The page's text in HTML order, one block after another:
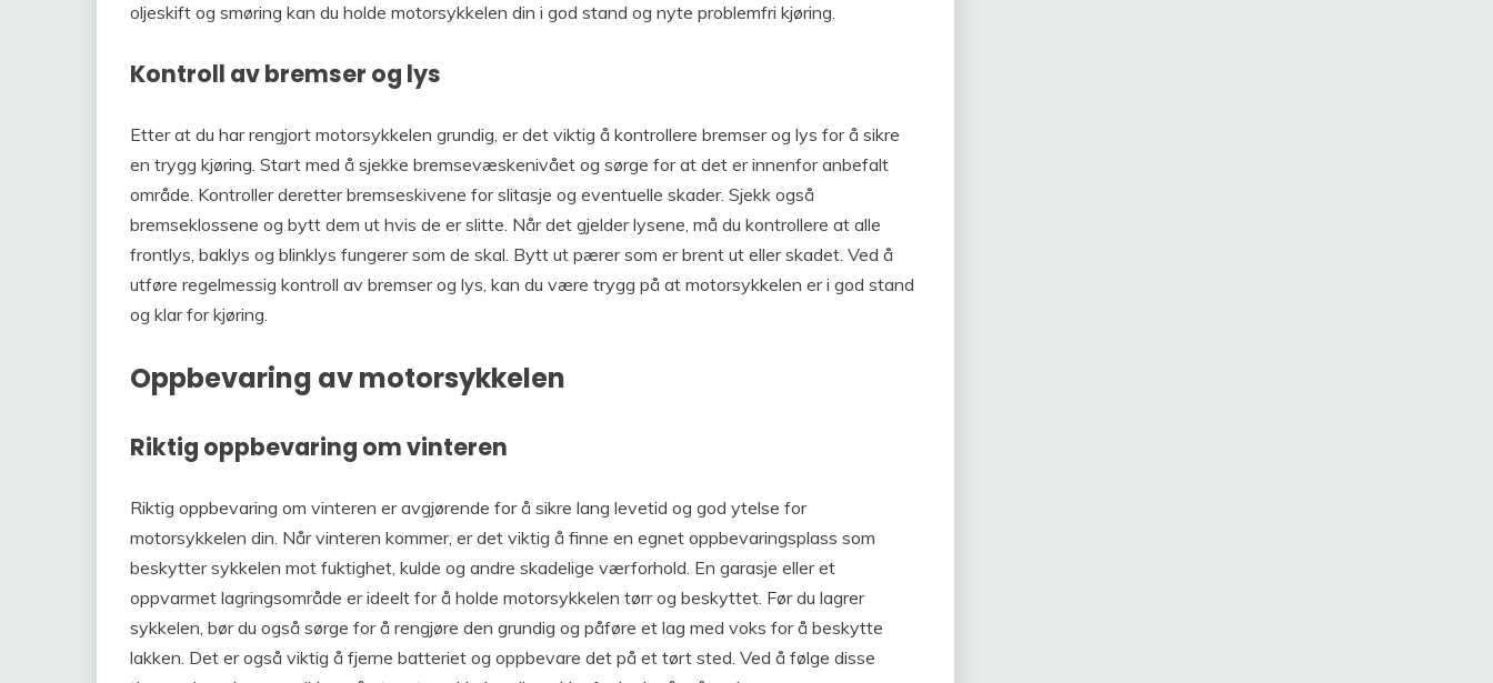
oljeskift og smøring kan du holde motorsykkelen din i god stand og nyte problemfri kjøring.
Kontroll av bremser og lys
Etter at du har rengjort motorsykkelen grundig, er det viktig å kontrollere bremser og lys for å sikre
en trygg kjøring. Start med å sjekke bremsevæskenivået og sørge for at det er innenfor anbefalt
område. Kontroller deretter bremseskivene for slitasje og eventuelle skader. Sjekk også
bremseklossene og bytt dem ut hvis de er slitte. Når det gjelder lysene, må du kontrollere at alle
frontlys, baklys og blinklys fungerer som de skal. Bytt ut pærer som er brent ut eller skadet. Ved å
utføre regelmessig kontroll av bremser og lys, kan du være trygg på at motorsykkelen er i god stand
og klar for kjøring.
Oppbevaring av motorsykkelen
Riktig oppbevaring om vinteren
Riktig oppbevaring om vinteren er avgjørende for å sikre lang levetid og god ytelse for
motorsykkelen din. Når vinteren kommer, er det viktig å finne en egnet oppbevaringsplass som
beskytter sykkelen mot fuktighet, kulde og andre skadelige værforhold. En garasje eller et
oppvarmet lagringsområde er ideelt for å holde motorsykkelen tørr og beskyttet. Før du lagrer
sykkelen, bør du også sørge for å rengjøre den grundig og påføre et lag med voks for å beskytte
lakken. Det er også viktig å fjerne batteriet og oppbevare det på et tørt sted. Ved å følge disse